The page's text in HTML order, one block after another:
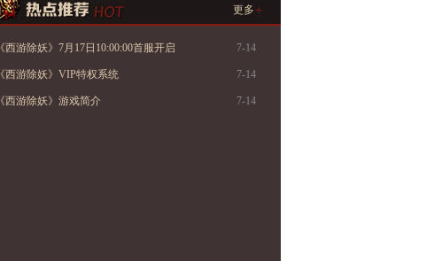
更多 +
《西游除妖》7月17日10:00:00首服开启 7-14
《西游除妖》VIP特权系统 7-14
《西游除妖》游戏简介 7-14